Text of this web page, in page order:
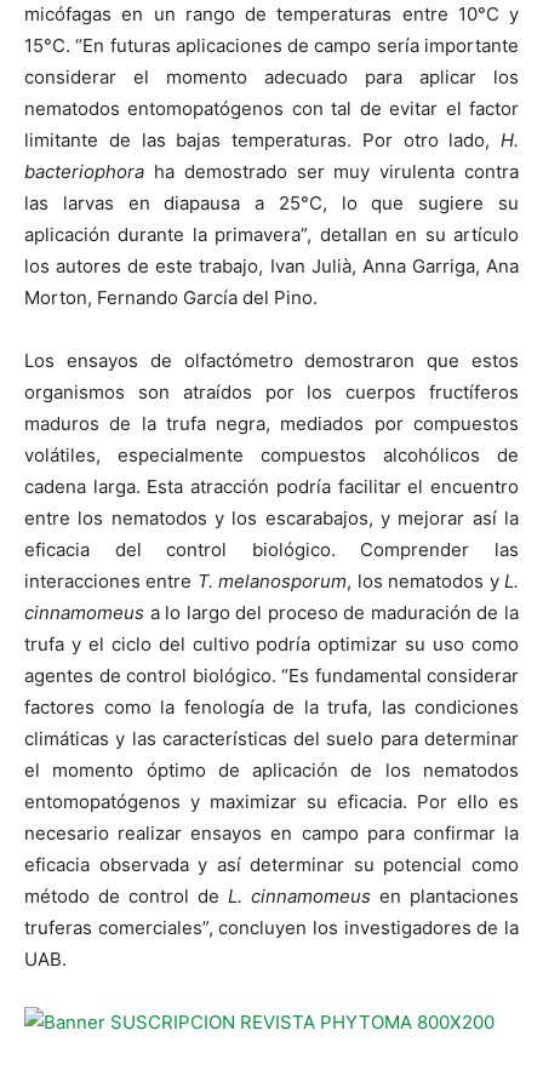
micófagas en un rango de temperaturas entre 10°C y
15°C. “En futuras aplicaciones de campo sería importante
considerar el momento adecuado para aplicar los
nematodos entomopatógenos con tal de evitar el factor
limitante de las bajas temperaturas. Por otro lado, H.
bacteriophora ha demostrado ser muy virulenta contra
las larvas en diapausa a 25°C, lo que sugiere su
aplicación durante la primavera”, detallan en su artículo
los autores de este trabajo, Ivan Julià, Anna Garriga, Ana
Morton, Fernando García del Pino.
Los ensayos de olfactómetro demostraron que estos
organismos son atraídos por los cuerpos fructíferos
maduros de la trufa negra, mediados por compuestos
volátiles, especialmente compuestos alcohólicos de
cadena larga. Esta atracción podría facilitar el encuentro
entre los nematodos y los escarabajos, y mejorar así la
eficacia del control biológico. Comprender las
interacciones entre T. melanosporum, los nematodos yL.
cinnamomeus a lo largo del proceso de maduración de la
trufa y el ciclo del cultivo podría optimizar su uso como
agentes de control biológico. “Es fundamental considerar
factores como la fenología de la trufa, las condiciones
climáticas y las características del suelo para determinar
el momento óptimo de aplicación de los nematodos
entomopatógenos y maximizar su eficacia. Por ello es
necesario realizar ensayos en campo para confirmar la
eficacia observada y así determinar su potencial como
método de control de L. cinnamomeus en plantaciones
truferas comerciales”, concluyen los investigadores de la
UAB.